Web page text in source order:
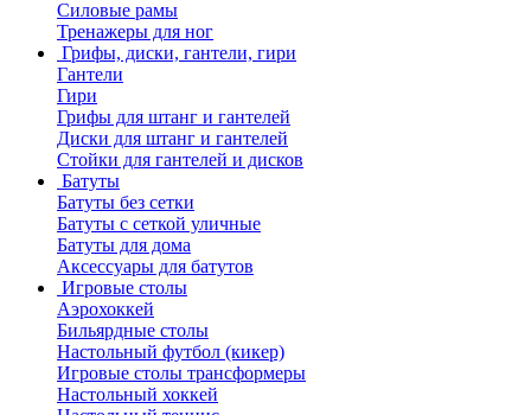
Силовые рамы
Тренажеры для ног
Грифы, диски, гантели, гири
Гантели
Гири
Грифы для штанг и гантелей
Диски для штанг и гантелей
Стойки для гантелей и дисков
Батуты
Батуты без сетки
Батуты с сеткой уличные
Батуты для дома
Аксессуары для батутов
Игровые столы
Аэрохоккей
Бильярдные столы
Настольный футбол (кикер)
Игровые столы трансформеры
Настольный хоккей